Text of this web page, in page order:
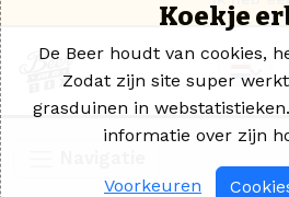
Koekje
De Beer houdt van cookies,
Zodat zijn site super
grasduinen in webstatistieken.
informatie over zijn
Voorkeuren